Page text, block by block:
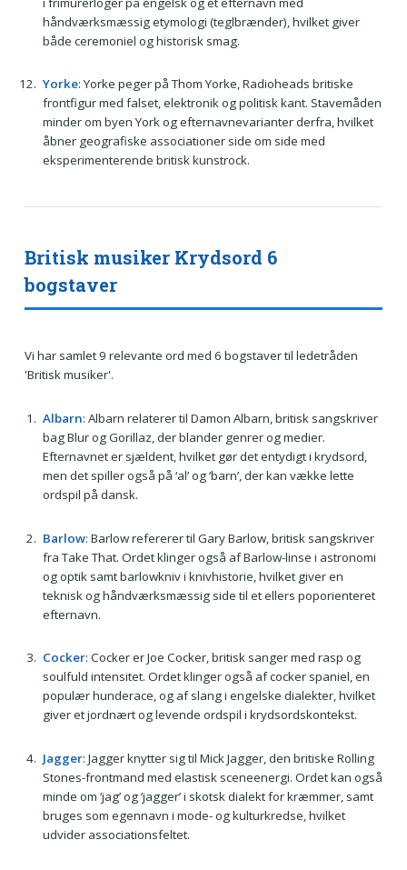
håndværksmæssig etymologi (teglbrænder), hvilket giver
både ceremoniel og historisk smag.
Yorke: Yorke peger på Thom Yorke, Radioheads britiske
frontfigur med falset, elektronik og politisk kant. Stavemåden
minder om byen York og efternavnevarianter derfra, hvilket
åbner geografiske associationer side om side med
eksperimenterende britisk kunstrock.
Britisk musiker Krydsord 6
bogstaver
Vi har samlet 9 relevante ord med 6 bogstaver til ledetråden
'Britisk musiker'.
Albarn: Albarn relaterer til Damon Albarn, britisk sangskriver
bag Blur og Gorillaz, der blander genrer og medier.
Efternavnet er sjældent, hvilket gør det entydigt i krydsord,
men det spiller også på ‘al’ og ‘barn’, der kan vække lette
ordspil på dansk.
Barlow: Barlow refererer til Gary Barlow, britisk sangskriver
fra Take That. Ordet klinger også af Barlow-linse i astronomi
og optik samt barlowkniv i knivhistorie, hvilket giver en
teknisk og håndværksmæssig side til et ellers poporienteret
efternavn.
Cocker: Cocker er Joe Cocker, britisk sanger med rasp og
soulfuld intensitet. Ordet klinger også af cocker spaniel, en
populær hunderace, og af slang i engelske dialekter, hvilket
giver et jordnært og levende ordspil i krydsordskontekst.
Jagger: Jagger knytter sig til Mick Jagger, den britiske Rolling
Stones-frontmand med elastisk sceneenergi. Ordet kan også
minde om ‘jag’ og ‘jagger’ i skotsk dialekt for kræmmer, samt
bruges som egennavn i mode- og kulturkredse, hvilket
udvider associationsfeltet.